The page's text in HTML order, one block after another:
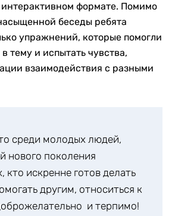
формате. Помимо
беседы ребята
упражнений, которые помогли
тему и испытать чувства,
взаимодействия с разными
среди молодых людей,
нового поколения
кто искренне готов делать
другим, относиться к
и терпимо!